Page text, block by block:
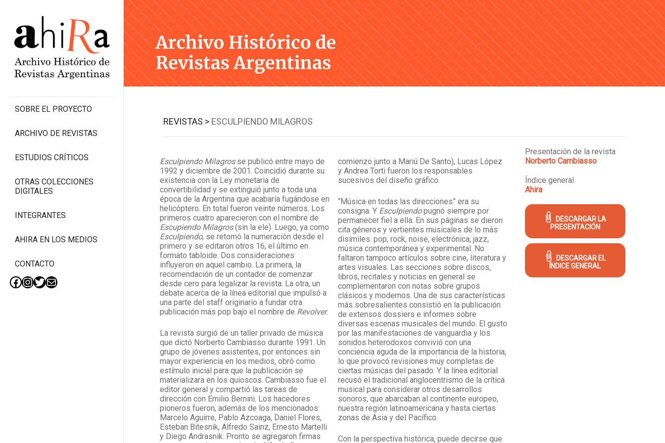
Skip
to
content
SOBRE EL PROYECTO
ARCHIVO DE REVISTAS
ESTUDIOS CRÍTICOS
OTRAS COLECCIONES
DIGITALES
INTEGRANTES
AHIRA EN LOS MEDIOS
CONTACTO
Facebook
Instagram
Twitter
Mail
REVISTAS > ESCULPIENDO MILAGROS
Esculpiendo Milagrosse publicó entre mayo de
1992 y diciembre de 2001. Coincidió durante su
existencia con la Ley monetaria de
convertibilidad y se extinguió junto a toda una
época de la Argentina que acabaría fugándose en
helicóptero. En total fueron veinte números. Los
primeros cuatro aparecieron con el nombre de
Escupiendo Milagros(sin la ele). Luego, ya como
Esculpiendo, se retomó la numeración desde el
primero y se editaron otros 16, el último en
formato tabloide. Dos consideraciones
influyeron en aquel cambio. La primera, la
recomendación de un contador de comenzar
desde cero para legalizar la revista. La otra, un
debate acerca de la línea editorial que impulsó a
una parte del staff originario a fundar otra
publicación más pop bajo el nombre de Revolver.
La revista surgió de un taller privado de música
que dictó Norberto Cambiasso durante 1991. Un
grupo de jóvenes asistentes, por entonces sin
mayor experiencia en los medios, obró como
estímulo inicial para que la publicación se
materializara en los quioscos. Cambiasso fue el
editor general y compartió las tareas de
dirección con Emilio Bernini. Los hacedores
pioneros fueron, además de los mencionados:
Marcelo Aguirre, Pablo Azcoaga, Daniel Flores,
Esteban Bitesnik, Alfredo Sainz, Ernesto Martelli
y Diego Andrasnik. Pronto se agregaron firmas
comienzo junto a Mariú De Santo), Lucas López
y Andrea Torti fueron los responsables
sucesivos del diseño gráfico.
“Música en todas las direcciones” era su
consigna. Y Esculpiendopugnó siempre por
permanecer fiel a ella. En sus páginas se dieron
cita géneros y vertientes musicales de lo más
disímiles: pop, rock, noise, electrónica, jazz,
música contemporánea y experimental. No
faltaron tampoco artículos sobre cine, literatura y
artes visuales. Las secciones sobre discos,
libros, recitales y noticias en general se
complementaron con notas sobre grupos
clásicos y modernos. Una de sus características
más sobresalientes consistió en la publicación
de extensos dossiers e informes sobre
diversas escenas musicales del mundo. El gusto
por las manifestaciones de vanguardia y los
sonidos heterodoxos convivió con una
conciencia aguda de la importancia de la historia,
lo que provocó revisiones muy completas de
ciertas músicas del pasado. Y la línea editorial
recusó el tradicional anglocentrismo de la crítica
musical para considerar otros desarrollos
sonoros, que abarcaban al continente europeo,
nuestra región latinoamericana y hasta ciertas
zonas de Asia y del Pacífico.
Con la perspectiva histórica, puede decirse que
Presentación de la revista
Norberto Cambiasso
Índice general
Ahira
DESCARGAR LA
PRESENTACIÓN
DESCARGAR EL
ÍNDICE GENERAL